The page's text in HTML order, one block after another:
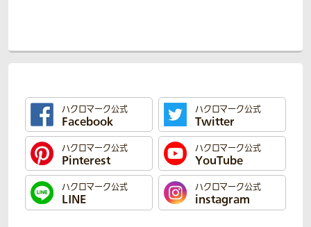
ハクロマーク公式
Facebook
ハクロマーク公式
Twitter
ハクロマーク公式
Pinterest
ハクロマーク公式
YouTube
ハクロマーク公式
LINE
ハクロマーク公式
instagram